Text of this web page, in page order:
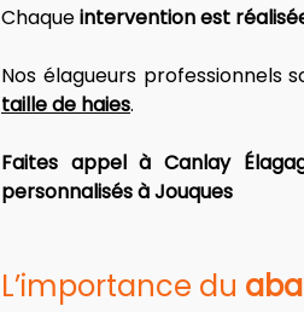
Chaque intervention est
Nos élagueurs professionnels
taille de haies.
Faites appel à Canlay
personnalisés à Jouques
L’importance du